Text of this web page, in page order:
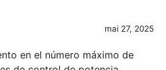
mai 27, 2025
en el número máximo de